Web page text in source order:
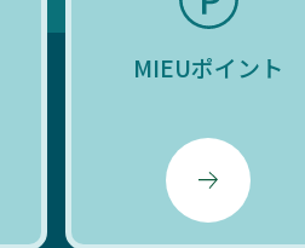
MIEUポイント